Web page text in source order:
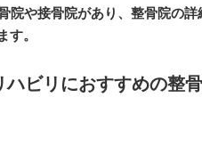
院や接骨院があり、整骨院の
。
ビリにおすすめの整